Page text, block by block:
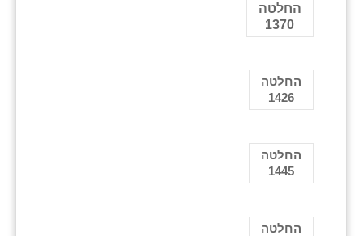
החלטה
1370
החלטה
1426
החלטה
1445
החלטה